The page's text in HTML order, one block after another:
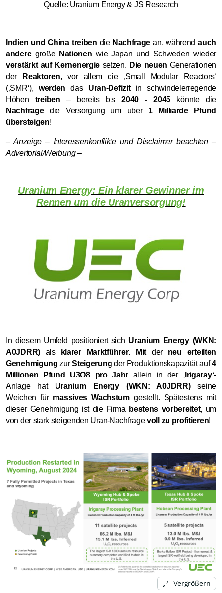
Quelle: Uranium Energy & JS Research
Indien und China treiben die Nachfrage an, währendauch
anderegroße Nationen wie Japan und Schweden wieder
verstärkt auf Kernenergie setzen. Die neuen Generationen
der
Reaktoren, vor allem die ‚Small Modular Reactors‘
(‚SMR‘), werden das Uran-Defizitin schwindelerregende
Höhen treiben – bereits bis2040 - 2045 könnte die
Nachfragedie Versorgung um über 1 Milliarde Pfund
übersteigen!
– Anzeige – Interessenkonflikte und Disclaimer beachten –
Advertorial/Werbung –
Uranium Energy: Ein klarer Gewinner im
Rennen um die Uranversorgung!
In diesem Umfeld positioniert sich Uranium Energy (WKN:
A0JDRR)als klarer Marktführer. Mit der neu erteilten
Genehmigung zurSteigerung der Produktionskapazität auf4
Millionen Pfund U3O8 pro Jahr allein in der ‚Irigaray‘-
Anlage hat Uranium Energy (WKN: A0JDRR)seine
Weichen für massives Wachstumgestellt. Spätestens mit
dieser Genehmigung ist die Firma bestens vorbereitet, um
von der stark steigenden Uran-Nachfragevoll zu profitieren!
Vergrößern